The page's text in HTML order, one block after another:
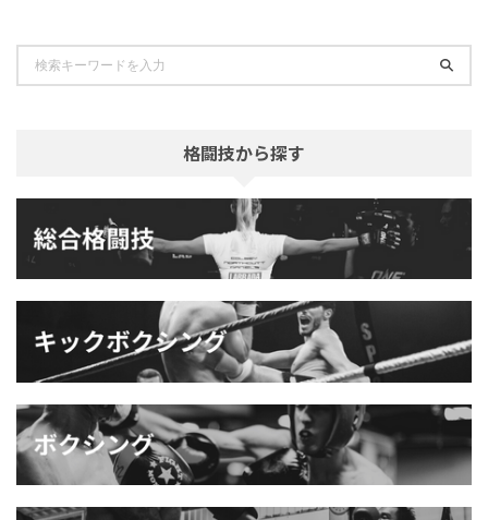
格闘技から探す